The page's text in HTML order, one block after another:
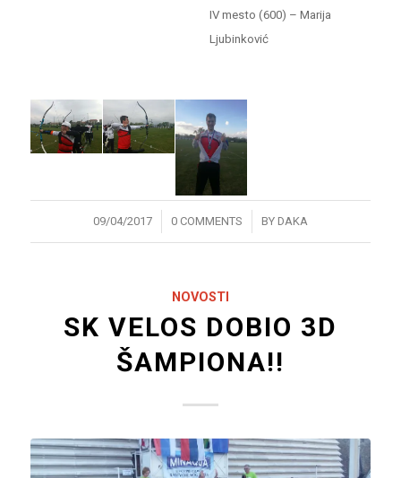
IV mesto (600) – Marija
Ljubinković
09/04/2017
/ 0 COMMENTS
/ BY DAKA
NOVOSTI
SK VELOS DOBIO 3D
ŠAMPIONA!!